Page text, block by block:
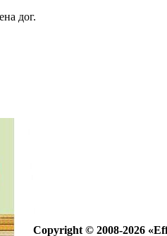
дог.
Copyright © 2008-2026